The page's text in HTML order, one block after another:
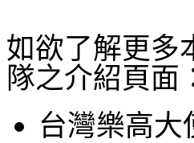
如欲了解更多
隊之介紹頁面
台灣樂高大